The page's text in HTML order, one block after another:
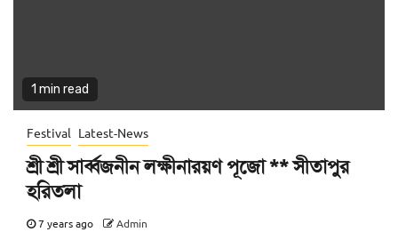
1 min read
Festival Latest-News
শ্রী শ্রী সার্ব্বজনীন লক্ষীনারয়ণ পূজো ** সীতাপুর
হরিতলা
7 years ago Admin